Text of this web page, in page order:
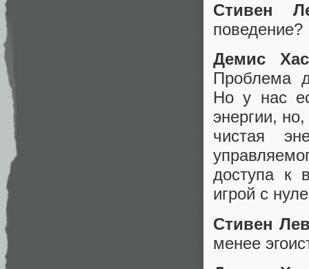
Стивен
поведение?
Демис
Проблема
Но у нас
энергии,
чистая
доступа к
игрой с
Стивен
менее